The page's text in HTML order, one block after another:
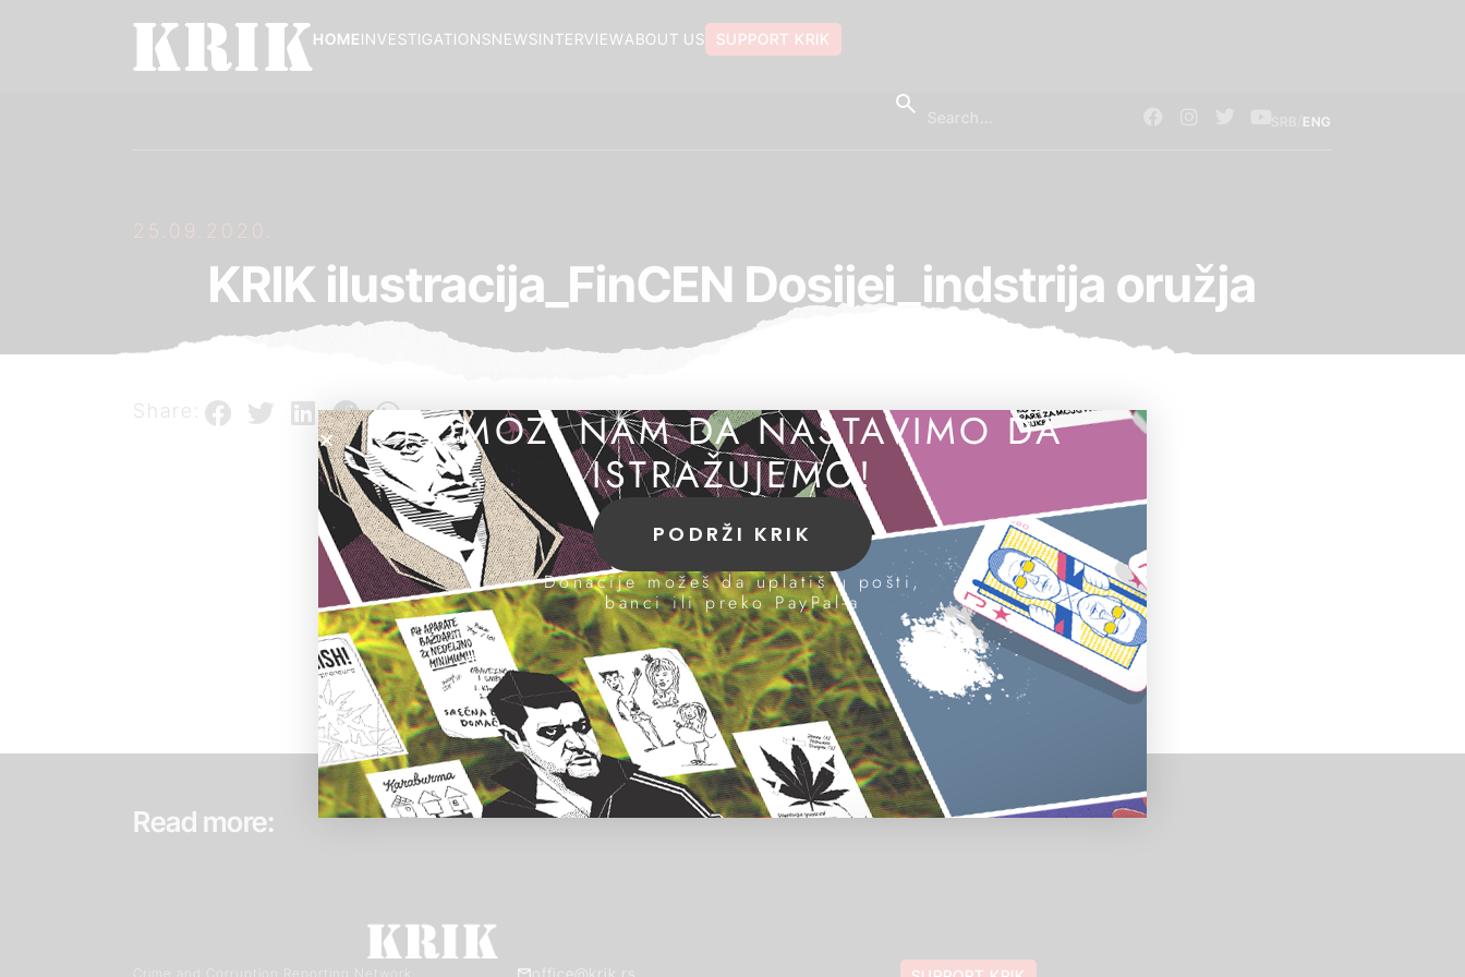
SUPPORT KRIK
ABOUT US
INTERVIEW
NEWS
INVESTIGATIONS
HOME
ENG
25.09.2020.
KRIK ilustracija_FinCEN Dosijei_indstrija oružja
Share:
Read more:
Crime and Corruption Reporting Network office@krik.rs
POMOZI NAM DA NASTAVIMO DA
ISTRAŽUJEMO!
PODRŽI KRIK
Donacije možeš da uplatiš u pošti,
banci ili preko PayPal-a